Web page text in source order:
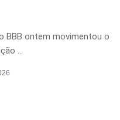
BBB ontem movimentou o
...